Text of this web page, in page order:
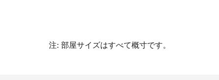
注: 部屋サイズはすべて概寸です。